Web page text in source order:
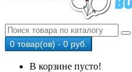
0 товар(ов) - 0 руб.
В корзине пусто!